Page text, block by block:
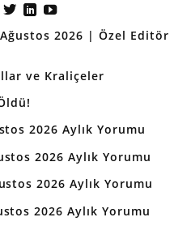
2026 | Özel Editör
ve Kraliçeler
2026 Aylık Yorumu
2026 Aylık Yorumu
2026 Aylık Yorumu
2026 Aylık Yorumu